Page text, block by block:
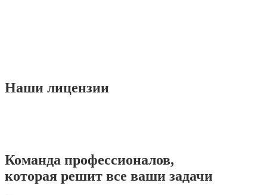
Наши лицензии
Команда профессионалов,
которая решит все ваши задачи